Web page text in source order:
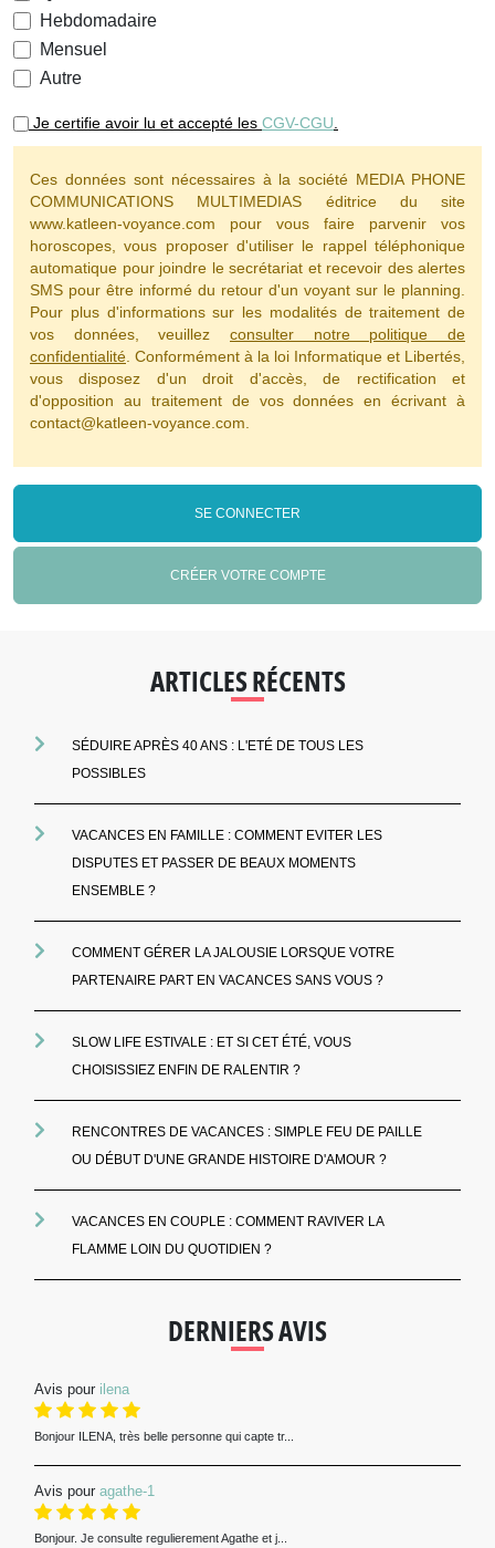
Hebdomadaire
Mensuel
Autre
Je certifie avoir lu et accepté les CGV-CGU.
Ces données sont nécessaires à la société MEDIA PHONE
COMMUNICATIONS MULTIMEDIAS éditrice du site
www.katleen-voyance.com pour vous faire parvenir vos
horoscopes, vous proposer d'utiliser le rappel téléphonique
automatique pour joindre le secrétariat et recevoir des alertes
SMS pour être informé du retour d'un voyant sur le planning.
Pour plus d'informations sur les modalités de traitement de
vos données, veuillez consulter notre politique de
confidentialité. Conformément à la loi Informatique et Libertés,
vous disposez d'un droit d'accès, de rectification et
d'opposition au traitement de vos données en écrivant à
contact@katleen-voyance.com.
SE CONNECTER
ARTICLES RÉCENTS
SÉDUIRE APRÈS 40 ANS : L'ETÉ DE TOUS LES
POSSIBLES
VACANCES EN FAMILLE : COMMENT EVITER LES
DISPUTES ET PASSER DE BEAUX MOMENTS
ENSEMBLE ?
COMMENT GÉRER LA JALOUSIE LORSQUE VOTRE
PARTENAIRE PART EN VACANCES SANS VOUS ?
SLOW LIFE ESTIVALE : ET SI CET ÉTÉ, VOUS
CHOISISSIEZ ENFIN DE RALENTIR ?
RENCONTRES DE VACANCES : SIMPLE FEU DE PAILLE
OU DÉBUT D'UNE GRANDE HISTOIRE D'AMOUR ?
VACANCES EN COUPLE : COMMENT RAVIVER LA
FLAMME LOIN DU QUOTIDIEN ?
DERNIERS AVIS
Avis pour ilena
Bonjour ILENA, très belle personne qui capte tr...
Avis pour agathe-1
Bonjour. Je consulte regulierement Agathe et j...